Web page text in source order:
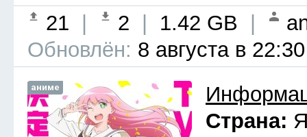
21 2 1.42 GB
Обновлён: 8 августа в 22:30
аниме
Страна: